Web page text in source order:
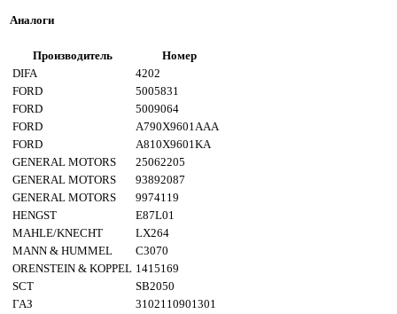
Аналоги
Производитель
Номер
DIFA
4202
FORD
5005831
FORD
5009064
FORD
A790X9601AAA
FORD
A810X9601KA
GENERAL MOTORS
25062205
GENERAL MOTORS
93892087
GENERAL MOTORS
9974119
HENGST
E87L01
MAHLE/KNECHT
LX264
MANN & HUMMEL
C3070
ORENSTEIN & KOPPEL 1415169
SCT
SB2050
ГАЗ
3102110901301